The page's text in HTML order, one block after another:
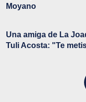
Moyano
Una amiga de La
Tuli Acosta: "Te